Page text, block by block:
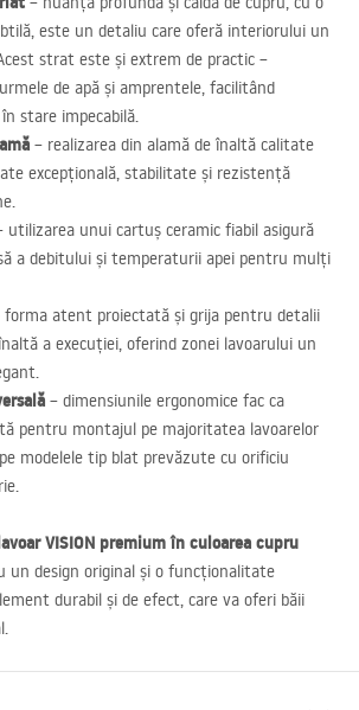
este un detaliu care oferă interiorului un
strat este și extrem de practic –
de apă și amprentele, facilitând
stare impecabilă.
– realizarea din alamă de înaltă calitate
excepțională, stabilitate și rezistență
utilizarea unui cartuș ceramic fiabil asigură
a debitului și temperaturii apei pentru mulți
forma atent proiectată și grija pentru detalii
a execuției, oferind zonei lavoarului un
– dimensiunile ergonomice fac ca
pentru montajul pe majoritatea lavoarelor
modelele tip blat prevăzute cu orificiu
VISION premium în culoarea cupru
un design original și o funcționalitate
durabil și de efect, care va oferi băii